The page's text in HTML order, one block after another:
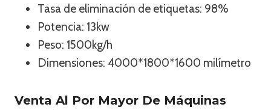
Tasa de eliminación de etiquetas: 98%
Potencia: 13kw
Peso: 1500kg/h
Dimensiones: 4000*1800*1600 milímetro
Venta Al Por Mayor De Máquinas